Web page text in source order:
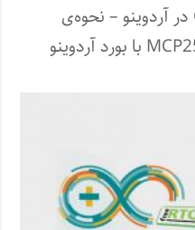
آموزش پروتکل ارتباطی CAN در آردوینو – نحوه‌ی